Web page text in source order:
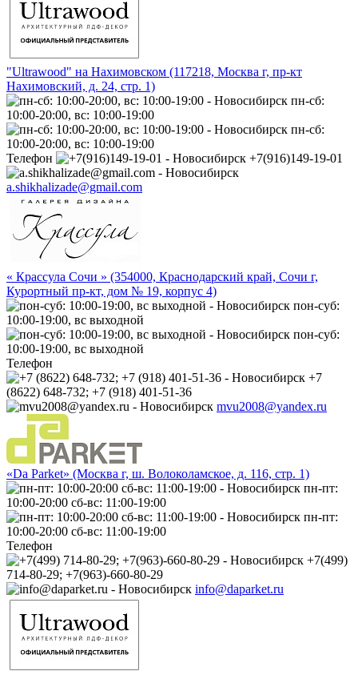
"Ultrawood" на Нахимовском (117218, Москва г, пр-кт
Нахимовский, д. 24, стр. 1)
пн-сб:
10:00-20:00, вс: 10:00-19:00
пн-сб:
10:00-20:00, вс: 10:00-19:00
Телефон
+7(916)149-19-01
a.shikhalizade@gmail.com
« Крассула Сочи » (354000, Краснодарский край, Сочи г,
Курортный пр-кт, дом № 19, корпус 4)
пон-суб:
10:00-19:00, вс выходной
пон-суб:
10:00-19:00, вс выходной
Телефон
+7
(8622) 648-732; +7 (918) 401-51-36
mvu2008@yandex.ru
«Da Parket» (Москва г, ш. Волоколамское, д. 116, стр. 1)
пн-пт:
10:00-20:00 сб-вс: 11:00-19:00
пн-пт:
10:00-20:00 сб-вс: 11:00-19:00
Телефон
+7(499)
714-80-29; +7(963)-660-80-29
info@daparket.ru